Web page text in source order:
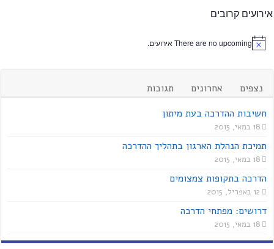
אירועים קרובים
There are no upcoming אירועים.
נצפים אחרונים
תגובות
חשיבות ההדרכה בעת מיתון
18 במאי, 2015
תמיכת הנהלת הארגון בתהליך ההדרכה
18 במאי, 2015
הדרכה בתקופות צמצומים
12 באפריל, 2015
דרושים: מפתחי הדרכה
18 במאי, 2015